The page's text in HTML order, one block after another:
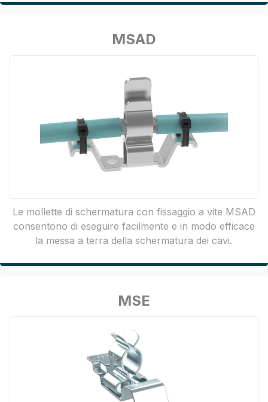
MSAD
Le mollette di schermatura con fissaggio a vite MSAD
consentono di eseguire facilmente e in modo efficace
la messa a terra della schermatura dei cavi.
MSE